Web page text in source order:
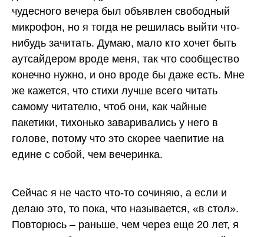
чудесного вечера был объявлен свободный
микрофон, но я тогда не решилась выйти что-
нибудь зачитать. Думаю, мало кто хочет быть
аутсайдером вроде меня, так что сообщество
конечно нужно, и оно вроде бы даже есть. Мне
же кажется, что стихи лучше всего читать
самому читателю, чтоб они, как чайные
пакетики, тихонько заваривались у него в
голове, потому что это скорее чаепитие на
едине с собой, чем вечеринка.
Сейчас я не часто что-то сочиняю, а если и
делаю это, то пока, что называется, «в стол».
Повторюсь – раньше, чем через еще 20 лет, я